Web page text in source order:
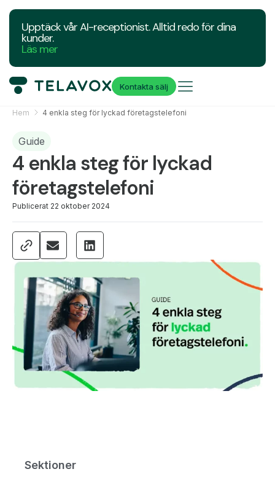
Upptäck vår AI-receptionist. Alltid redo för dina
kunder.
Läs mer
Kontakta sälj
Hem 4 enkla steg för lyckad företagstelefoni
Guide
4 enkla steg för lyckad
företagstelefoni
Publicerat 22 oktober 2024
Sektioner